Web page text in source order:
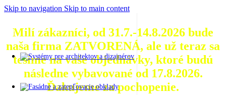
Skip to navigation Skip to main content
Milí zákazníci, od 31.7.-14.8.2026 bude
naša firma ZATVORENÁ, ale už teraz sa
tešíme na vaše objednávky, ktoré budú
následne vybavované od 17.8.2026.
Ďakujeme za pochopenie.